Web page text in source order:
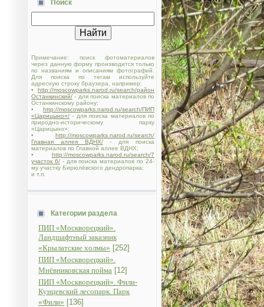
Поиск
Примечание: поиск фотоматериалов
через данную форму производится только
по названиям и описаниям фотографий.
Для поиска по тегам используйте
адресную строку браузера, например:
• http://moscowparks.narod.ru/search/район
Останкинский/ - для поиска материалов по
Останкинскому району;
• http://moscowparks.narod.ru/search/ПИП
«Царицыно»/ - для поиска материалов по
природно-историческому парку
«Царицыно»;
• http://moscowparks.narod.ru/search/
Главная аллея ВДНХ/- для поиска
материалов по Главной аллее ВДНХ;
• http://moscowparks.narod.ru/search/7
участок 6/- для поиска материалов по 24-
му участку Бирюлёвского дендропарка;
и т.п.
Категории раздела
ПИП «Москворецкий».
Ландшафтный заказник
«Крылатские холмы» [252]
ПИП «Москворецкий».
Мнёвниковская пойма [12]
ПИП «Москворецкий». Фили-
Кунцевский лесопарк. Парк
«Фили» [136]